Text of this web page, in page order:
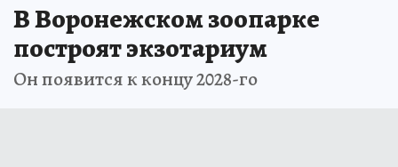
В Воронежском зоопарке
построят экзотариум
Он появится к концу 2028-го